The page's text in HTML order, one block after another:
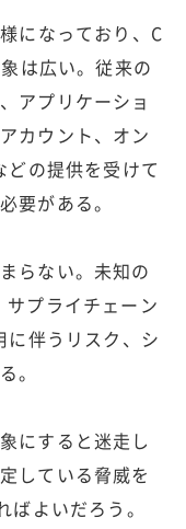
になっており、C
は広い。従来の
アプリケーショ
カウント、オン
の提供を受けて
要がある。
らない。未知の
プライチェーン
に伴うリスク、シ
。
にすると迷走し
している脅威を
よいだろう。